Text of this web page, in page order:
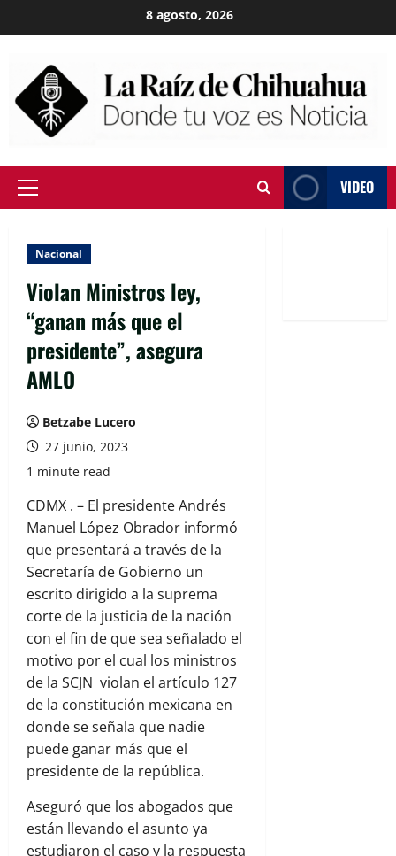
to
8 agosto, 2026
Primary
VIDEO
Nacional
Violan Ministros ley,
“ganan más que el
presidente”, asegura
AMLO
Betzabe Lucero
27 junio, 2023
1 minute read
CDMX . – El presidente Andrés
Manuel López Obrador informó
que presentará a través de la
Secretaría de Gobierno un
escrito dirigido a la suprema
corte de la justicia de la nación
con el fin de que sea señalado el
motivo por el cual los ministros
de la SCJN violan el artículo 127
de la constitución mexicana en
donde se señala que nadie
puede ganar más que el
presidente de la república.
Aseguró que los abogados que
están llevando el asunto ya
estudiaron el caso y la respuesta